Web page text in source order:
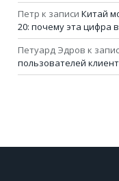
Петр к записи Китай
20: почему эта цифра
Петуард Эдров к
пользователей